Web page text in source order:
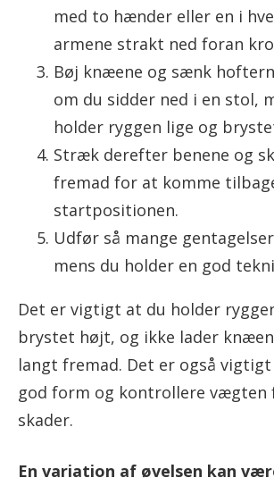
med to hænder eller en i
armene strakt ned foran
Bøj knæene og sænk
om du sidder ned i en stol,
holder ryggen lige og
Stræk derefter benene og
fremad for at komme
startpositionen.
Udfør så mange
mens du holder en god
Det er vigtigt at du holder
brystet højt, og ikke lader
langt fremad. Det er også
god form og kontrollere vægten
skader.
En variation af øvelsen kan